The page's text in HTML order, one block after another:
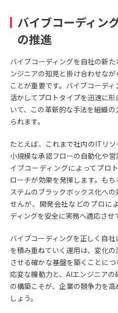
バイブコーディン
の推進
バイブコーディングを自社の新
ンジニアの知見と掛け合わせな
ことが重要です。バイブコーデ
活かしてプロトタイプを迅速に
いて、この革新的な手法を組織
られます。
たとえば、これまで社内のITリ
小規模な承認フローの自動化や
イブコーディングによってプロ
ローチが効果を発揮します。も
ステムのブラックボックス化へ
せんが、開発会社などのプロに
ディングを安全に実務へ適応させ
バイブコーディングを正しく自
を積み重ねていく運用は、変化
させる確かな基盤を築くことに
応変な機動力と、AIエンジニア
の構築こそが、企業の競争力を
しょう。